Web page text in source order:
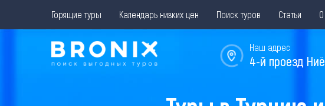
Горящие туры Календарь низких цен Поиск туров Статьи
Наш адрес
4-й проезд